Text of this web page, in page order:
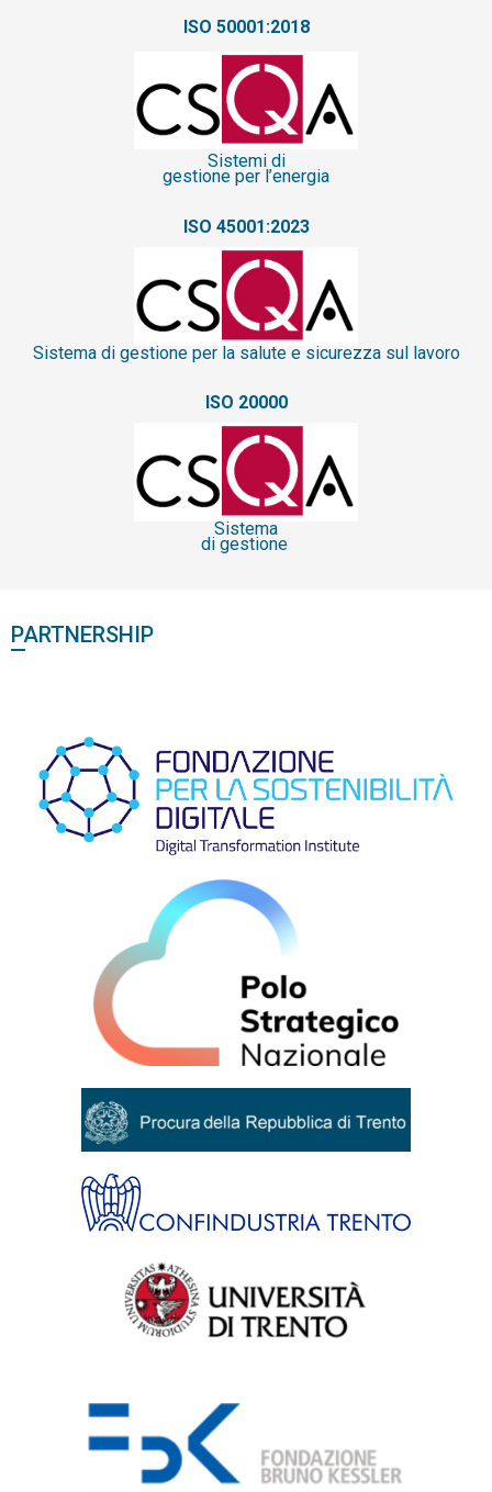
ISO 50001:2018
Sistemi di
gestione per l’energia
ISO 45001:2023
Sistemadi gestione per la salute e sicurezza sul lavoro
ISO 20000
Sistema
di gestione
PARTNERSHIP